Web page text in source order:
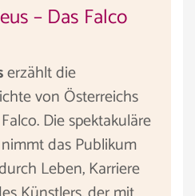
– Das Falco
erzählt die
von Österreichs
Die spektakuläre
das Publikum
Leben, Karriere